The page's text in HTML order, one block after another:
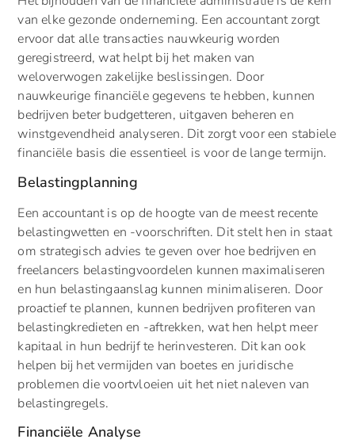
van elke gezonde onderneming. Een accountant zorgt
ervoor dat alle transacties nauwkeurig worden
geregistreerd, wat helpt bij het maken van
weloverwogen zakelijke beslissingen. Door
nauwkeurige financiële gegevens te hebben, kunnen
bedrijven beter budgetteren, uitgaven beheren en
winstgevendheid analyseren. Dit zorgt voor een stabiele
financiële basis die essentieel is voor de lange termijn.
Belastingplanning
Een accountant is op de hoogte van de meest recente
belastingwetten en -voorschriften. Dit stelt hen in staat
om strategisch advies te geven over hoe bedrijven en
freelancers belastingvoordelen kunnen maximaliseren
en hun belastingaanslag kunnen minimaliseren. Door
proactief te plannen, kunnen bedrijven profiteren van
belastingkredieten en -aftrekken, wat hen helpt meer
kapitaal in hun bedrijf te herinvesteren. Dit kan ook
helpen bij het vermijden van boetes en juridische
problemen die voortvloeien uit het niet naleven van
belastingregels.
Financiële Analyse